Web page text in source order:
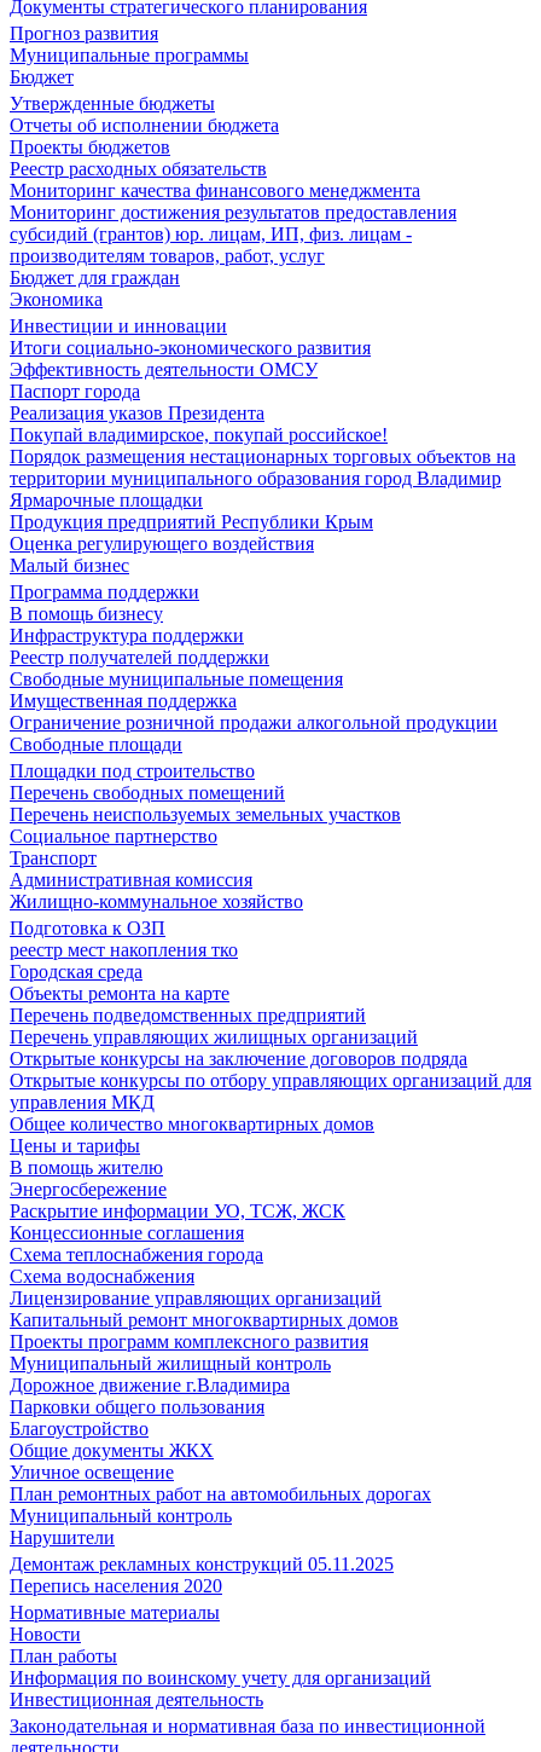
Документы стратегического планирования
Прогноз развития
Муниципальные программы
Бюджет
Утвержденные бюджеты
Отчеты об исполнении бюджета
Проекты бюджетов
Реестр расходных обязательств
Мониторинг качества финансового менеджмента
Мониторинг достижения результатов предоставления
субсидий (грантов) юр. лицам, ИП, физ. лицам -
производителям товаров, работ, услуг
Бюджет для граждан
Экономика
Инвестиции и инновации
Итоги социально-экономического развития
Эффективность деятельности ОМСУ
Паспорт города
Реализация указов Президента
Покупай владимирское, покупай российское!
Порядок размещения нестационарных торговых объектов на
территории муниципального образования город Владимир
Ярмарочные площадки
Продукция предприятий Республики Крым
Оценка регулирующего воздействия
Малый бизнес
Программа поддержки
В помощь бизнесу
Инфраструктура поддержки
Реестр получателей поддержки
Свободные муниципальные помещения
Имущественная поддержка
Ограничение розничной продажи алкогольной продукции
Свободные площади
Площадки под строительство
Перечень свободных помещений
Перечень неиспользуемых земельных участков
Социальное партнерство
Транспорт
Административная комиссия
Жилищно-коммунальное хозяйство
Подготовка к ОЗП
реестр мест накопления тко
Городская среда
Объекты ремонта на карте
Перечень подведомственных предприятий
Перечень управляющих жилищных организаций
Открытые конкурсы на заключение договоров подряда
Открытые конкурсы по отбору управляющих организаций для
управления МКД
Общее количество многоквартирных домов
Цены и тарифы
В помощь жителю
Энергосбережение
Раскрытие информации УО, ТСЖ, ЖСК
Концессионные соглашения
Схема теплоснабжения города
Схема водоснабжения
Лицензирование управляющих организаций
Капитальный ремонт многоквартирных домов
Проекты программ комплексного развития
Муниципальный жилищный контроль
Дорожное движение г.Владимира
Парковки общего пользования
Благоустройство
Общие документы ЖКХ
Уличное освещение
План ремонтных работ на автомобильных дорогах
Муниципальный контроль
Нарушители
Демонтаж рекламных конструкций 05.11.2025
Перепись населения 2020
Нормативные материалы
Новости
План работы
Информация по воинскому учету для организаций
Инвестиционная деятельность
Законодательная и нормативная база по инвестиционной
деятельности